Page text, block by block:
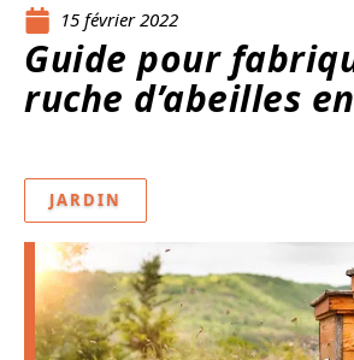
15 février 2022
Guide pour
ruche d’abeilles
JARDIN